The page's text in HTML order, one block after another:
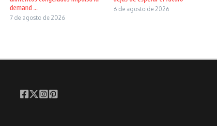
demand ...
7 de agosto de 2026
6 de agosto de 2026